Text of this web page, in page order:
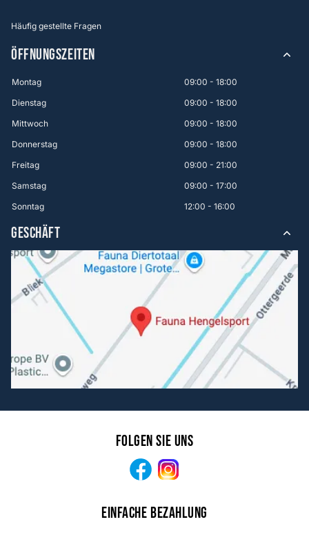
Häufig gestellte Fragen
ÖFFNUNGSZEITEN
Montag
09:00 - 18:00
Dienstag
09:00 - 18:00
Mittwoch
09:00 - 18:00
Donnerstag
09:00 - 18:00
Freitag
09:00 - 21:00
Samstag
09:00 - 17:00
Sonntag
12:00 - 16:00
GESCHÄFT
Folgen Sie uns
Facebook
Einfache Bezahlung